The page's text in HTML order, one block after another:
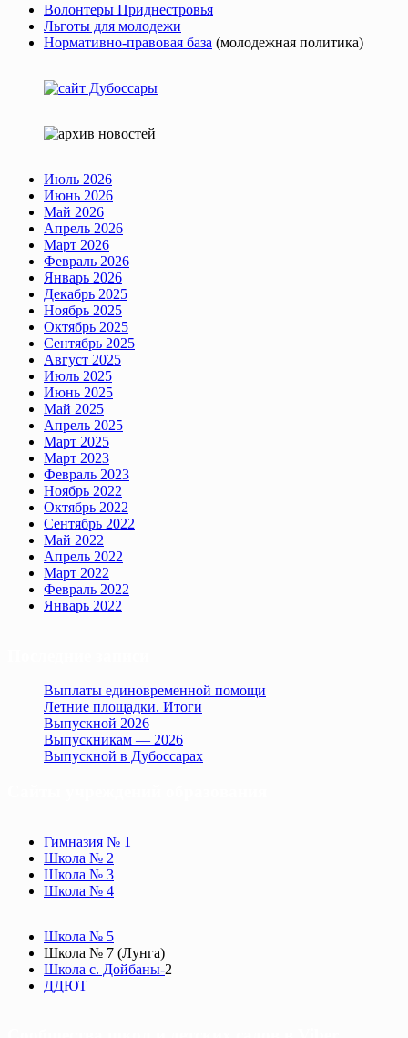
Волонтеры Приднестровья
Льготы для молодежи
Нормативно-правовая база (молодежная политика)
Июль 2026
Июнь 2026
Май 2026
Апрель 2026
Март 2026
Февраль 2026
Январь 2026
Декабрь 2025
Ноябрь 2025
Октябрь 2025
Сентябрь 2025
Август 2025
Июль 2025
Июнь 2025
Май 2025
Апрель 2025
Март 2025
Март 2023
Февраль 2023
Ноябрь 2022
Октябрь 2022
Сентябрь 2022
Май 2022
Апрель 2022
Март 2022
Февраль 2022
Январь 2022
Выплаты единовременной помощи
Летние площадки. Итоги
Выпускной 2026
Выпускникам — 2026
Выпускной в Дубоссарах
Гимназия № 1
Школа № 2
Школа № 3
Школа № 4
Школа № 5
Школа № 7 (Лунга)
Школа с. Дойбаны-2
ДДЮТ